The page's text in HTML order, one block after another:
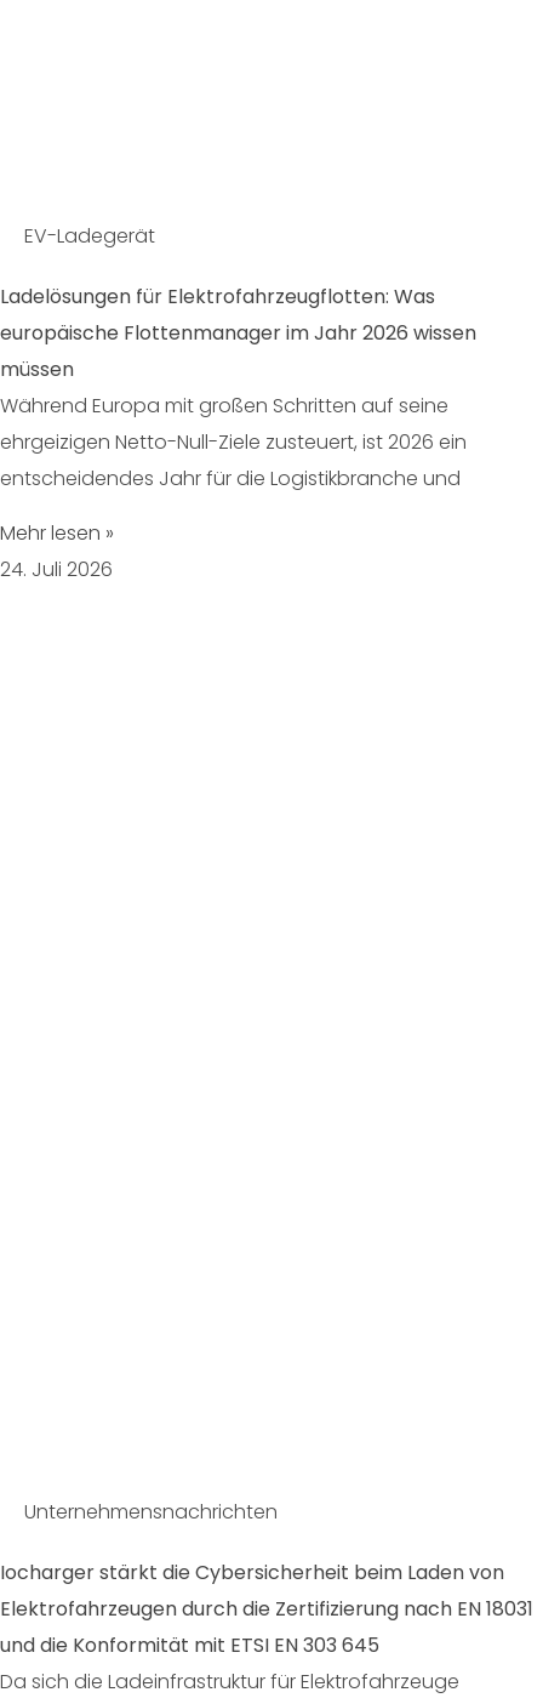
EV-Ladegerät
Ladelösungen für Elektrofahrzeugflotten: Was
europäische Flottenmanager im Jahr 2026 wissen
müssen
Während Europa mit großen Schritten auf seine
ehrgeizigen Netto-Null-Ziele zusteuert, ist 2026 ein
entscheidendes Jahr für die Logistikbranche und
Mehr lesen »
24. Juli 2026
Unternehmensnachrichten
Iocharger stärkt die Cybersicherheit beim Laden von
Elektrofahrzeugen durch die Zertifizierung nach EN 18031
und die Konformität mit ETSI EN 303 645
Da sich die Ladeinfrastruktur für Elektrofahrzeuge